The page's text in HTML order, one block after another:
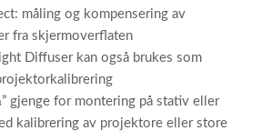
måling og kompensering av
fra skjermoverflaten
Diffuser kan også brukes som
gjenge for montering på stativ eller
kalibrering av projektore eller store